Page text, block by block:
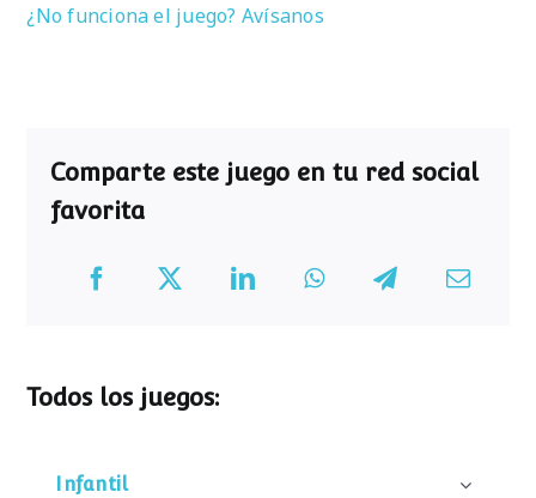
¿No funciona el juego? Avísanos
Comparte este juego en tu red social
favorita
Todos los juegos:
Infantil